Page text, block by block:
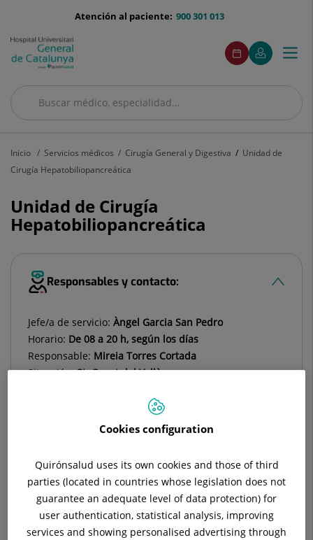
menu-
900 301 013
Atención al paciente:
Buscar
Buscar
menuAcceso
Pedir
cita
Este
enlace
se
en
Mi
Quirónsalud
Este
enlace
se
en
ventana
Menú
Inicio Servicios médicos Cirugía General y Digestiva
Unidad de
Cirugía Hepatobiliopancreática
Unidad de Cirugía
Hepatobiliopancreática
Responsables y contacto:
Jefe/a de servicio: Àngel Garcia San Pedro
Horario: De 08 a 20 h, según los días
Responsable: Mireia Torres Cortada
Situación:St. Cugat del Vallès
Cirugía General y Digestiva
agarcias@quironsalud.es
Descripción Equipo Médico Técnicas
Cookies configuration
Quirónsalud uses its own cookies and those of third
parties (located in countries whose legislation does not
guarantee an adequate level of data protection) for
user authentication, statistical analysis, improving
services and showing personalised advertising through